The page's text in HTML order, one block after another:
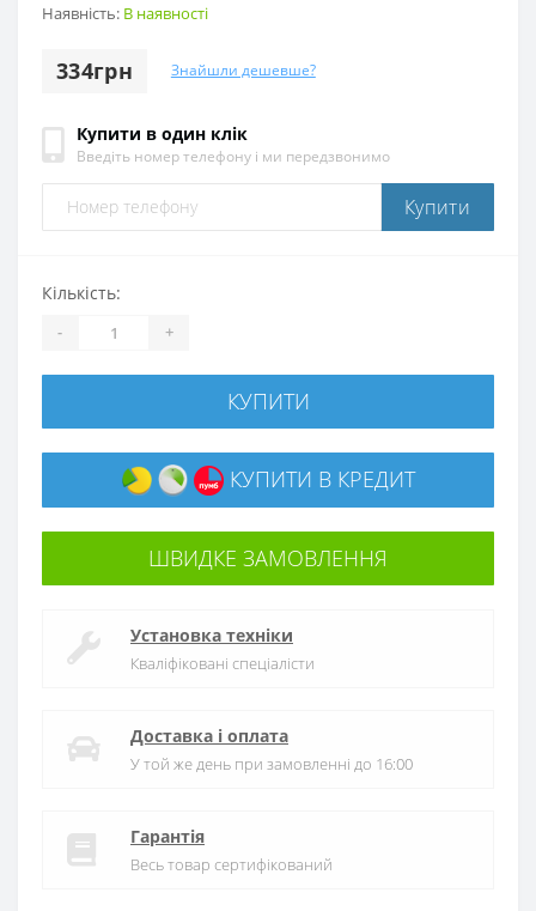
Наявність: В наявності
334грн Знайшли дешевше?
Купити в один клік
Введіть номер телефону і ми передзвонимо
Купити
Кількість:
- +
КУПИТИ
КУПИТИ В КРЕДИТ
ШВИДКЕ ЗАМОВЛЕННЯ
Установка техніки
Кваліфіковані спеціалісти
Доставка і оплата
У той же день при замовленні до 16:00
Гарантія
Весь товар сертифікований